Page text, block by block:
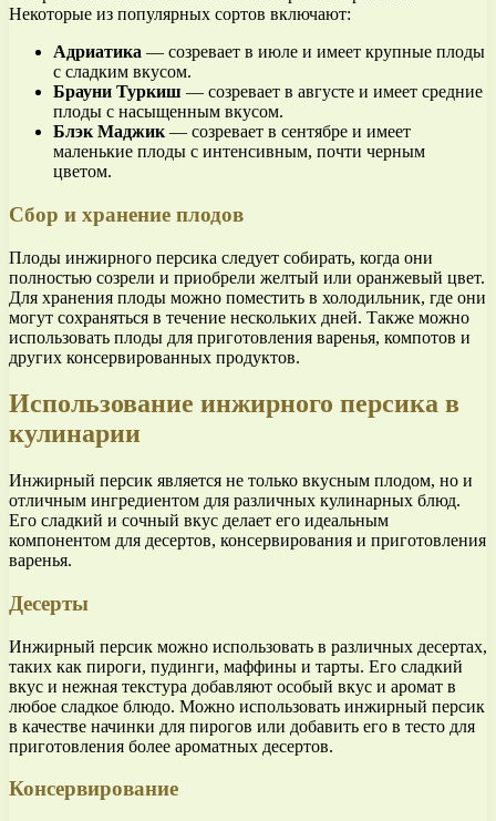
Некоторые из популярных сортов включают:
Адриатика — созревает в июле и имеет крупные плоды
с сладким вкусом.
Брауни Туркиш — созревает в августе и имеет средние
плоды с насыщенным вкусом.
Блэк Маджик — созревает в сентябре и имеет
маленькие плоды с интенсивным, почти черным
цветом.
Сбор и хранение плодов
Плоды инжирного персика следует собирать, когда они
полностью созрели и приобрели желтый или оранжевый цвет.
Для хранения плоды можно поместить в холодильник, где они
могут сохраняться в течение нескольких дней. Также можно
использовать плоды для приготовления варенья, компотов и
других консервированных продуктов.
Использование инжирного персика в
кулинарии
Инжирный персик является не только вкусным плодом, но и
отличным ингредиентом для различных кулинарных блюд.
Его сладкий и сочный вкус делает его идеальным
компонентом для десертов, консервирования и приготовления
варенья.
Десерты
Инжирный персик можно использовать в различных десертах,
таких как пироги, пудинги, маффины и тарты. Его сладкий
вкус и нежная текстура добавляют особый вкус и аромат в
любое сладкое блюдо. Можно использовать инжирный персик
в качестве начинки для пирогов или добавить его в тесто для
приготовления более ароматных десертов.
Консервирование